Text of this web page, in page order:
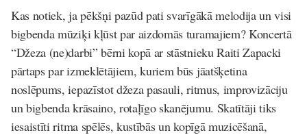
Kas notiek, ja pēkšņi pazūd pati svarīgākā melodija un visi
bigbenda mūziķi kļūst par aizdomās turamajiem? Koncertā
“Džeza (ne)darbi” bērni kopā ar stāstnieku Raiti Zapacki
pārtaps par izmeklētājiem, kuriem būs jāatšķetina
noslēpums, iepazīstot džeza pasauli, ritmus, improvizāciju
un bigbenda krāsaino, rotaļīgo skanējumu. Skatītāji tiks
iesaistīti ritma spēlēs, kustībās un kopīgā muzicēšanā,